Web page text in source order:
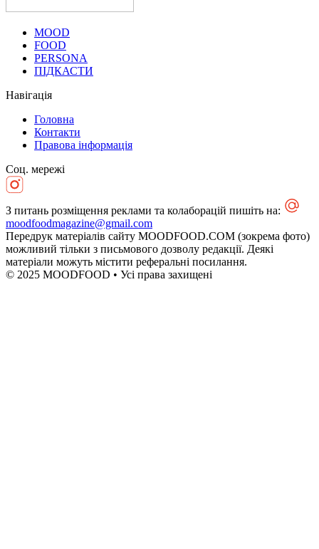
MOOD
FOOD
PERSONA
ПІДКАСТИ
Навігація
Головна
Контакти
Правова інформація
Соц. мережі
З питань розміщення реклами та колаборацій пишіть на:
moodfoodmagazine@gmail.com
Передрук матеріалів сайту MOODFOOD.COM (зокрема фото)
можливий тільки з письмового дозволу редакції. Деякі
матеріали можуть містити реферальні посилання.
© 2025 MOODFOOD • Усі права захищені